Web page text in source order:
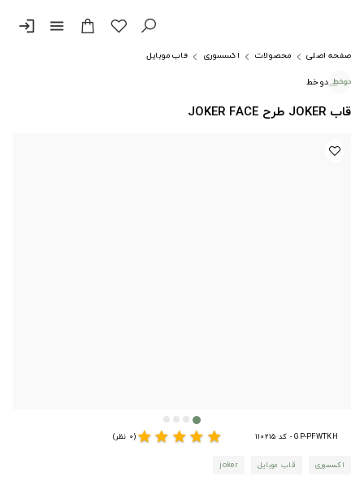
menu
login
صفحه اصلی محصولات اکسسوری
قاب موبایل
دوخط
قاب JOKER طرح JOKER FACE
GP-PFWTKH - کد 110215 star
star
star
star
star(0 نظر)
اکسسوری قاب موبایل joker